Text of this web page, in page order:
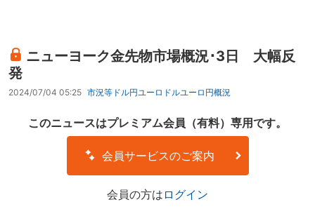
ニューヨーク金先物市場概況･3日 大幅反
発
2024/07/04 05:25 市況等 ドル円ユーロドルユーロ円概況
このニュースはプレミアム会員（有料）専用です。
会員サービスのご案内
会員の方は ログイン